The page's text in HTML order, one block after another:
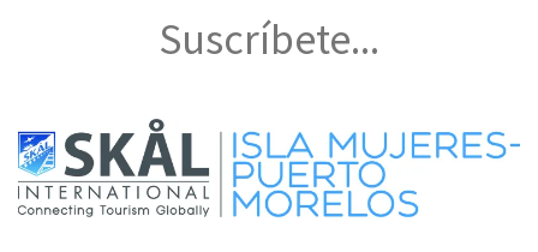
Suscríbete...